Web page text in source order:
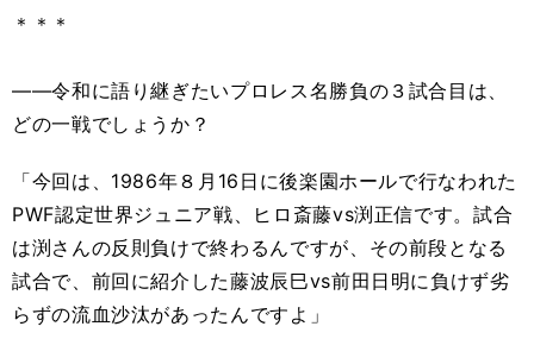
＊＊＊
――令和に語り継ぎたいプロレス名勝負の３試合目は、
どの一戦でしょうか？
「今回は、1986年８月16日に後楽園ホールで行なわれた
PWF認定世界ジュニア戦、ヒロ斎藤vs渕正信です。試合
は渕さんの反則負けで終わるんですが、その前段となる
試合で、前回に紹介した藤波辰巳vs前田日明に負けず劣
らずの流血沙汰があったんですよ」